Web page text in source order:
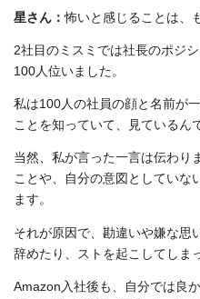
星さん：怖いと感じることは、
2社目のミスミでは社長のポジ
100人位いました。
私は100人の社員の顔と名前が
ことを知っていて、見ているん
当然、私が言った一言は伝わり
ことや、自分の意図としていな
ます。
それが原因で、勘違いや嫌な思
辞めたり、ストを起こしてしま
Amazon入社後も、自分では良